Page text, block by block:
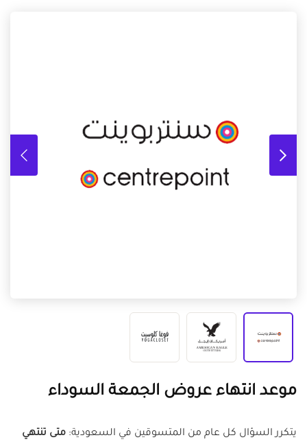
موعد انتهاء عروض الجمعة السوداء
يتكرر السؤال كل عام من المتسوقين في السعودية: متى تنتهي